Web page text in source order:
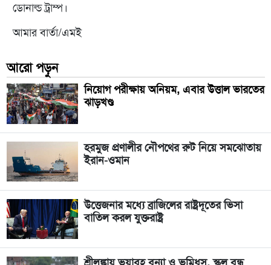
ডোনাল্ড ট্রাম্প।
আমার বার্তা/এমই
আরো পড়ুন
নিয়োগ পরীক্ষায় অনিয়ম, এবার উত্তাল ভারতের
ঝাড়খণ্ড
হরমুজ প্রণালীর নৌপথের রুট নিয়ে সমঝোতায়
ইরান-ওমান
উত্তেজনার মধ্যে ব্রাজিলের রাষ্ট্রদূতের ভিসা
বাতিল করল যুক্তরাষ্ট্র